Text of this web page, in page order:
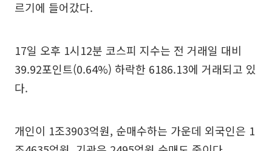
르기에 들어갔다.
17일 오후 1시12분 코스피 지수는 전 거래일 대비
39.92포인트(0.64%) 하락한 6186.13에 거래되고 있
다.
개인이 1조3903억원, 순매수하는 가운데 외국인은 1